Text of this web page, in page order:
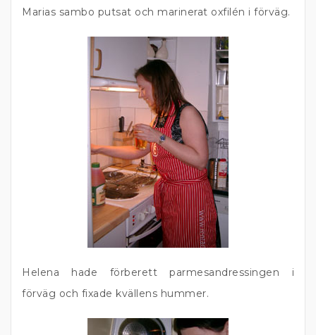
Marias sambo putsat och marinerat oxfilén i förväg.
Helena hade förberett parmesandressingen i
förväg och fixade kvällens hummer.